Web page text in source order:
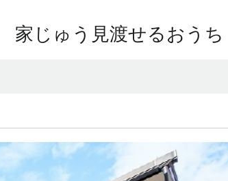
家じゅう見渡せるおうち